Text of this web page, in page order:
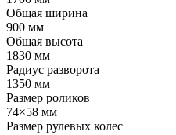
Общая ширина
900 мм
Общая высота
1830 мм
Радиус разворота
1350 мм
Размер роликов
74×58 мм
Размер рулевых колес